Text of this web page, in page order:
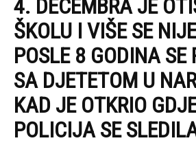
4. DECEMBRA JE
ŠKOLU I VIŠE SE
POSLE 8 GODINA SE
SA DJETETOM U
KAD JE OTKRIO
POLICIJA SE